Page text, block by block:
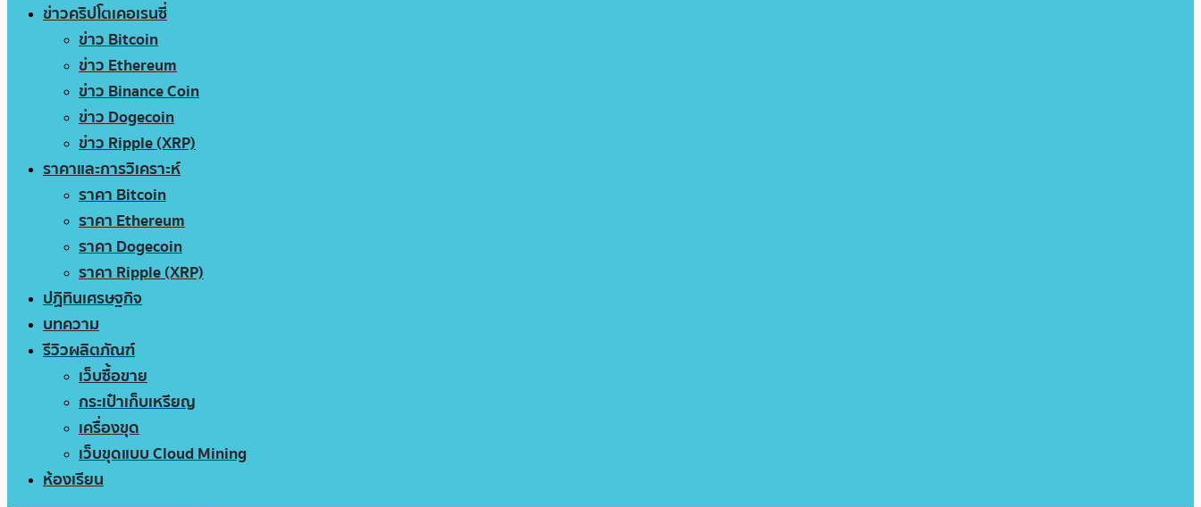
ข่าวคริปโตเคอเรนซี่
ข่าว Bitcoin
ข่าว Ethereum
ข่าว Binance Coin
ข่าว Dogecoin
ข่าว Ripple (XRP)
ราคาและการวิเคราะห์
ราคา Bitcoin
ราคา Ethereum
ราคา Dogecoin
ราคา Ripple (XRP)
ปฏิทินเศรษฐกิจ
บทความ
รีวิวผลิตภัณฑ์
เว็บซื้อขาย
กระเป๋าเก็บเหรียญ
เครื่องขุด
เว็บขุดแบบ Cloud Mining
ห้องเรียน